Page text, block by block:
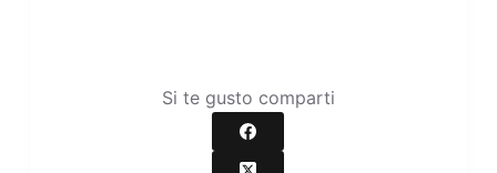
Si te gusto comparti